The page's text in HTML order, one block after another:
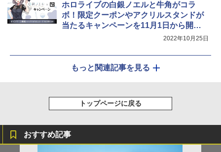
ホロライブの白銀ノエルと牛角がコラ
ボ！限定クーポンやアクリルスタンドが
当たるキャンペーンを11月1日から開
2022年10月25日
もっと関連記事を見る
トップページに戻る
おすすめ記事